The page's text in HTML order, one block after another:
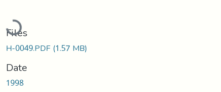
Files
H-0049.PDF(1.57 MB)
Date
1998